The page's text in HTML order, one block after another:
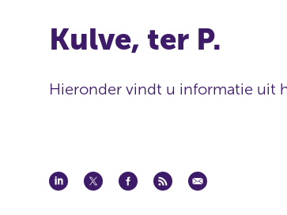
Kulve, ter P.
Hieronder vindt u informatie uit